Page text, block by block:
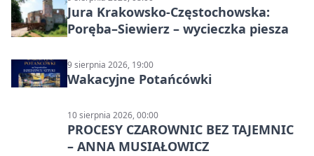
Jura Krakowsko-Częstochowska:
Poręba–Siewierz – wycieczka piesza
9 sierpnia 2026, 19:00
Wakacyjne Potańcówki
10 sierpnia 2026, 00:00
PROCESY CZAROWNIC BEZ TAJEMNIC
– ANNA MUSIAŁOWICZ